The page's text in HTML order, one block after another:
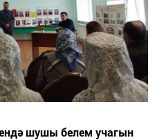
шушы белем учагын